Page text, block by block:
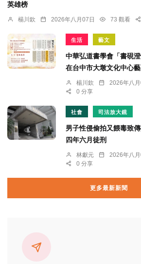
英雄榜
楊川欽 2026年八月07日 73 觀看
生活 藝文
中華弘道書學會「書硯
在台中市大墩文化中心
楊川欽 2026年八月
0 分享
社會 司法放大鏡
男子性侵偷拍又餵毒致
四年六月徒刑
林獻元 2026年八月
0 分享
更多最新新聞